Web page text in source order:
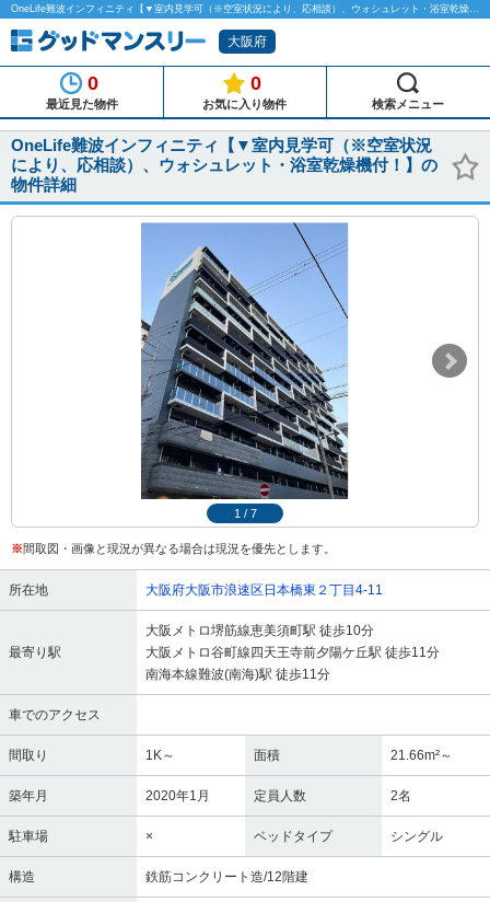
OneLife難波インフィニティ【▼室内見学可（※空室状況により、応相談）、ウォシュレット・浴室乾燥機付！】のマンスリーマンション物件詳細「グッドマンスリー」
大阪府
0
最近見た物件
0
お気に入り物件 検索メニュー
OneLife難波インフィニティ【▼室内見学可（※空室状況
により、応相談）、ウォシュレット・浴室乾燥機付！】の
物件詳細
1 / 7
※間取図・画像と現況が異なる場合は現況を優先とします。
所在地 大阪府大阪市浪速区日本橋東２丁目4-11
最寄り駅
大阪メトロ堺筋線恵美須町駅 徒歩10分
大阪メトロ谷町線四天王寺前夕陽ケ丘駅 徒歩11分
南海本線難波(南海)駅 徒歩11分
車でのアクセス
間取り 1K～ 面積 21.66m²～
築年月 2020年1月 定員人数 2名
駐車場 × ベッドタイプ シングル
構造 鉄筋コンクリート造/12階建